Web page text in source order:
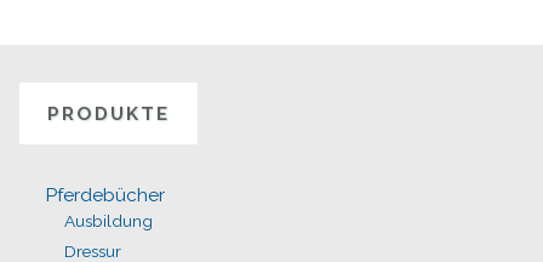
PRODUKTE
Pferdebücher
Ausbildung
Dressur